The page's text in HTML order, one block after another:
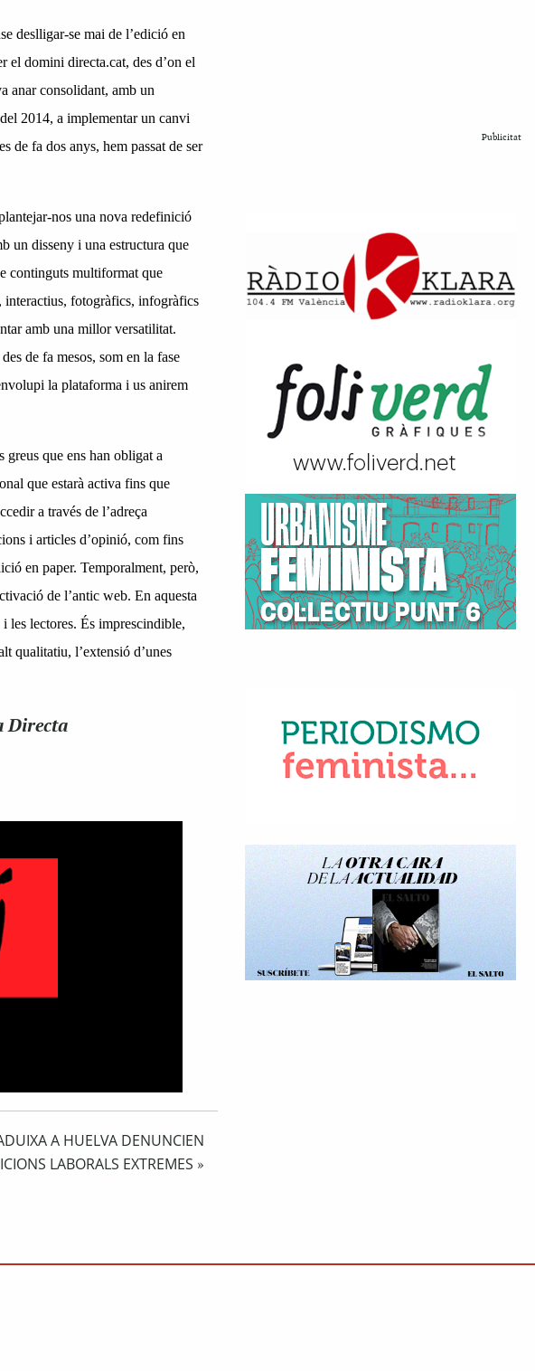
deslligar-se mai de l’edició en
el domini directa.cat, des d’on el
anar consolidant, amb un
2014, a implementar un canvi
de fa dos anys, hem passat de ser
nos una nova redefinició
un disseny i una estructura que
continguts multiformat que
fotogràfics, infogràfics
amb una millor versatilitat.
de fa mesos, som en la fase
la plataforma i us anirem
greus que ens han obligat a
que estarà activa fins que
a través de l’adreça
i articles d’opinió, com fins
en paper. Temporalment, però,
de l’antic web. En aquesta
i les lectores. És imprescindible,
qualitatiu, l’extensió d’unes
Directa
A HUELVA DENUNCIEN
LABORALS EXTREMES »
Publicitat